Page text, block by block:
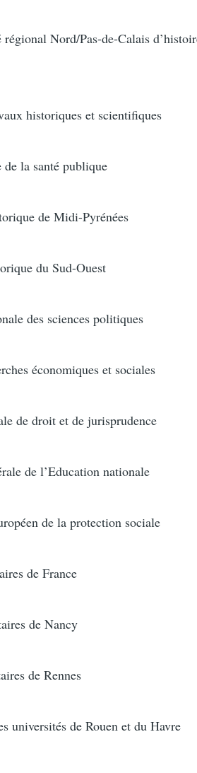
Nord/Pas-de-Calais
historiques et scientifiques
la santé publique
de Midi-Pyrénées
du Sud-Ouest
des sciences politiques
économiques et sociales
de droit et de jurisprudence
de l’Education nationale
de la protection sociale
de France
de Nancy
de Rennes
universités de Rouen et du Havre